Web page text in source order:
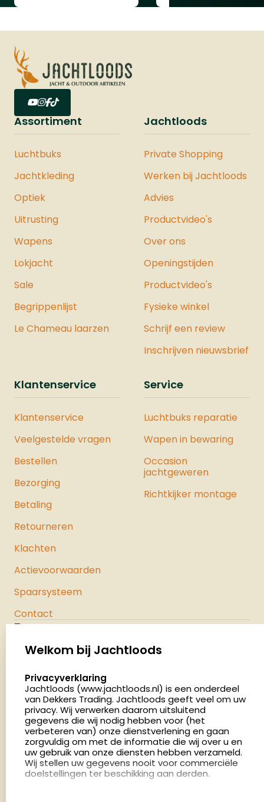
Assortiment
Luchtbuks
Jachtkleding
Optiek
Uitrusting
Wapens
Lokjacht
Sale
Begrippenlijst
Le Chameau laarzen
Jachtloods
Private Shopping
Werken bij Jachtloods
Advies
Productvideo's
Over ons
Openingstijden
Productvideo's
Fysieke winkel
Schrijf een review
Inschrijven nieuwsbrief
Klantenservice
Klantenservice
Veelgestelde vragen
Bestellen
Bezorging
Betaling
Retourneren
Klachten
Actievoorwaarden
Spaarsysteem
Contact
Service
Luchtbuks reparatie
Wapen in bewaring
Occasion
jachtgeweren
Richtkijker montage
Palenrij 1
Nederland
4.8
2879 beoordelingen
Openingstijden
Dinsdag en donderdag: 13:00 - 17:00 én 18:00 - 21:00
uur
Welkom bij Jachtloods
select language
Privacyverklaring
Jachtloods (www.jachtloods.nl) is een onderdeel
van Dekkers Trading. Jachtloods geeft veel om uw
privacy. Wij verwerken daarom uitsluitend
gegevens die wij nodig hebben voor (het
verbeteren van) onze dienstverlening en gaan
zorgvuldig om met de informatie die wij over u en
uw gebruik van onze diensten hebben verzameld.
Wij stellen uw gegevens nooit voor commerciële
doelstellingen ter beschikking aan derden.